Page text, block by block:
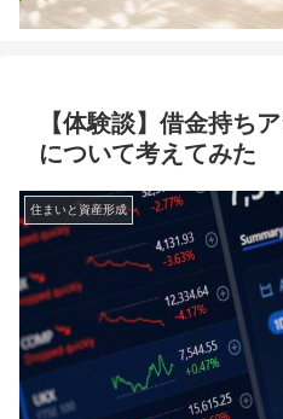
【体験談】借金持ち
について考えてみた
住まいと資産形成